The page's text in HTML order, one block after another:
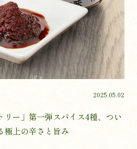
2025.05.02
リー」第一弾スパイス4種、つい
極上の辛さと旨み